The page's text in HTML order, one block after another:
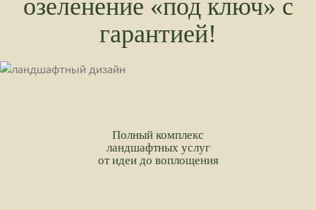
озеленение «под ключ» с
гарантией!
Полный комплекс
ландшафтных услуг
от идеи до воплощения